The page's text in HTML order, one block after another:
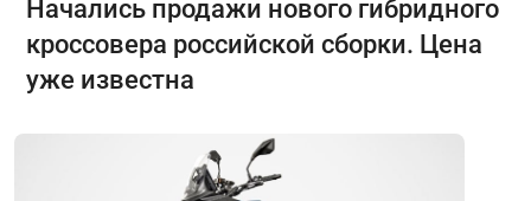
Начались продажи нового гибридного
кроссовера российской сборки. Цена
уже известна